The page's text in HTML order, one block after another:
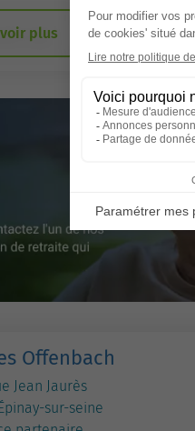
plus
Offenbach
Jean Jaurès
sur-seine